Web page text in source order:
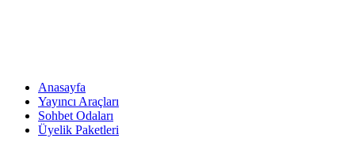
Anasayfa
Yayıncı Araçları
Sohbet Odaları
Üyelik Paketleri